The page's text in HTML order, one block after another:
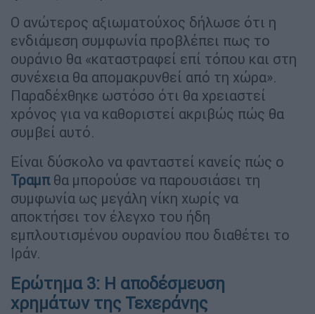
Ο ανώτερος αξιωματούχος δήλωσε ότι η
ενδιάμεση συμφωνία προβλέπει πως το
ουράνιο θα «καταστραφεί επί τόπου και στη
συνέχεια θα απομακρυνθεί από τη χώρα».
Παραδέχθηκε ωστόσο ότι θα χρειαστεί
χρόνος για να καθοριστεί ακριβώς πώς θα
συμβεί αυτό.
Είναι δύσκολο να φανταστεί κανείς πώς ο
Τραμπ θα μπορούσε να παρουσιάσει τη
συμφωνία ως μεγάλη νίκη χωρίς να
αποκτήσει τον έλεγχο του ήδη
εμπλουτισμένου ουρανίου που διαθέτει το
Ιράν.
Ερώτημα 3: Η αποδέσμευση
χρημάτων της Τεχεράνης